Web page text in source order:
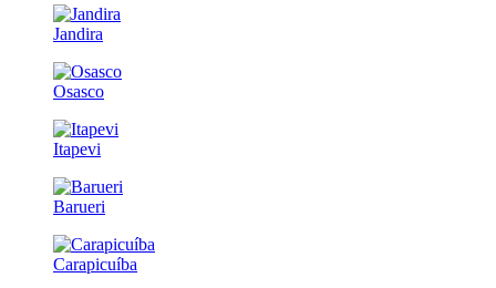
Jandira
Osasco
Itapevi
Barueri
Carapicuíba